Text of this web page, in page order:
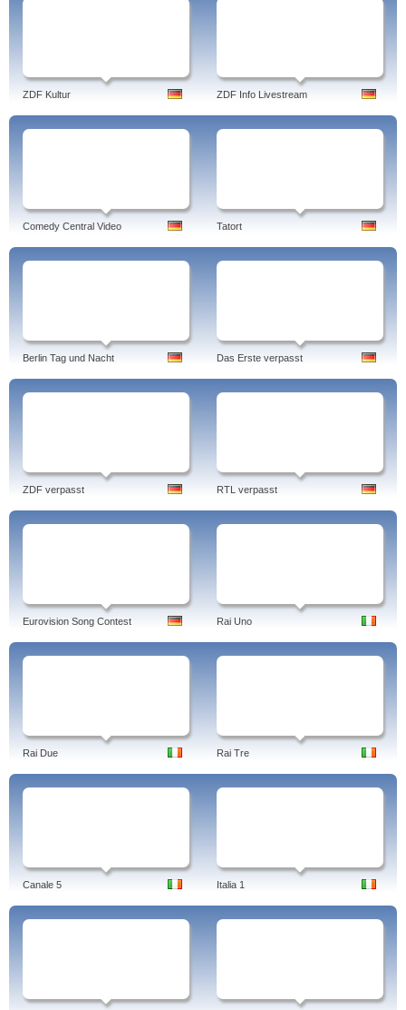
ZDF Kultur ZDF Info Livestream
Comedy Central Video Tatort
Berlin Tag und Nacht Das Erste verpasst
ZDF verpasst RTL verpasst
Eurovision Song Contest Rai Uno
Rai Due Rai Tre
Canale 5 Italia 1